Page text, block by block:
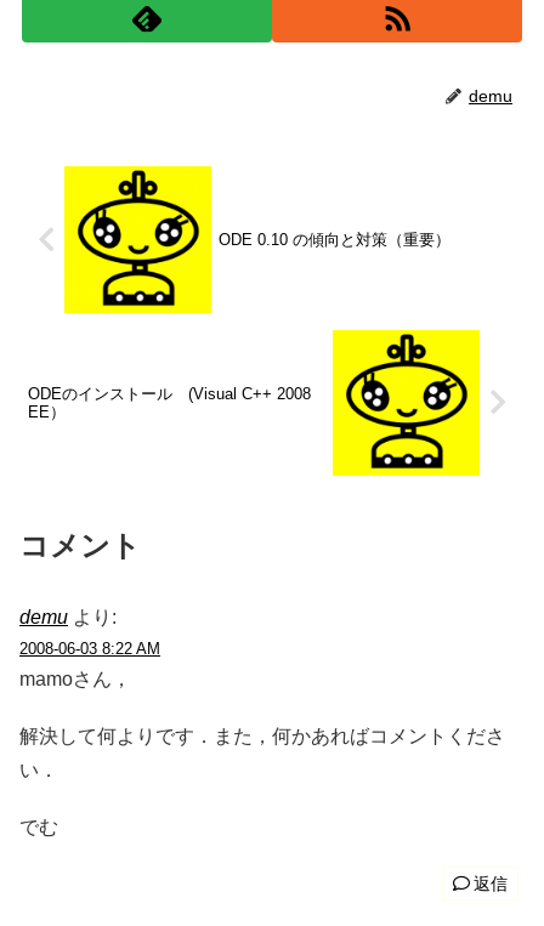
demu
ODE 0.10 の傾向と対策（重要）
ODEのインストール (Visual C++ 2008
EE）
コメント
demu より:
2008-06-03 8:22 AM
mamoさん，
解決して何よりです．また，何かあればコメントくださ
い．
でむ
返信